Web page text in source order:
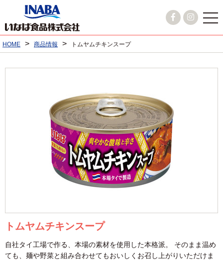
HOME > 商品情報 > トムヤムチキンスープ
トムヤムチキンスープ
自社タイ工場で作る、本場の素材を使用した本格派。 そのまま温め
ても、麺や野菜と組み合わせてもおいしくお召し上がりいただけま